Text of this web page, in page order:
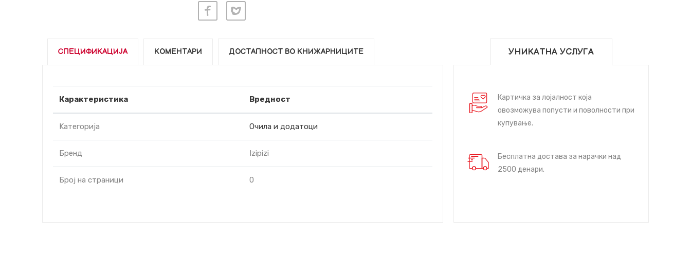
СПЕЦИФИКАЦИЈА КОМЕНТАРИ ДОСТАПНОСТ ВО КНИЖАРНИЦИТЕ
Карактеристика Вредност
Kатегорија Очила и додатоци
Бренд Izipizi
Број на страници 0
УНИКАТНА УСЛУГА
Картичка за лојалност која
овозможува попусти и поволности при
купување.
Бесплатна достава за нарачки над
2500 денари.